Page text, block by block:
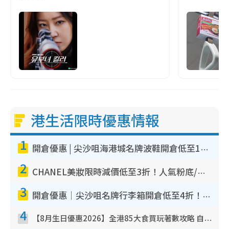
港生活限時優惠情報
1 開倉優惠 | 尖沙咀海港城名牌波鞋開倉低至1折！On鞋$899起／Joy&Peace鞋履$98起
2 CHANEL美妝限時減價低至3折！人氣粉底/唇膏/精華液低至$275！COCO香水都有平
3 開倉優惠｜尖沙咀名牌行李箱開倉低至4折！一連5日 American Tourister/ace./Hallmark $200起！
4 【8月生日優惠2026】全港85大食買玩著數攻略 自助餐/火鍋放題同行免費＋誠品/DONKI送現金券